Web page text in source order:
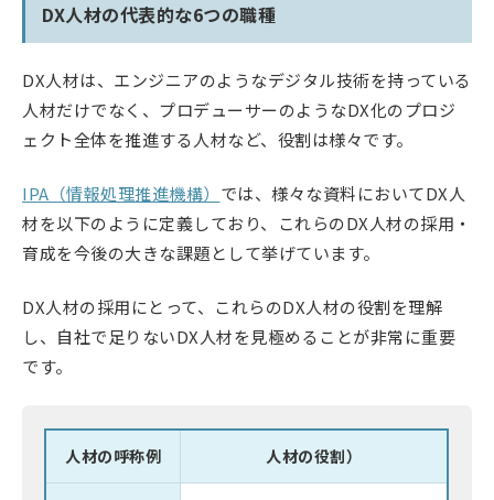
DX人材の代表的な6つの職種
DX人材は、エンジニアのようなデジタル技術を持っている
人材だけでなく、プロデューサーのようなDX化のプロジ
ェクト全体を推進する人材など、役割は様々です。
IPA（情報処理推進機構） では、様々な資料においてDX人
材を以下のように定義しており、これらのDX人材の採用・
育成を今後の大きな課題として挙げています。
DX人材の採用にとって、これらのDX人材の役割を理解
し、自社で足りないDX人材を見極めることが非常に重要
です。
人材の呼称例 人材の役割）